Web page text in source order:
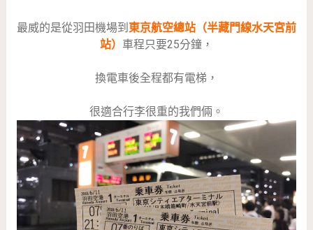
最威的是從羽田機場到 東京航空總站（半藏門線水天宮前
站） 車程只要25分鐘，
換電車後全程都有電梯，
很適合行李很重的我們倆。